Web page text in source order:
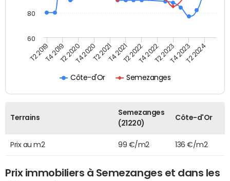
Côte-d'Or Semezanges
T2 2019T4 2019T2 2020T4 2020T2 2021T4 2021T2 2022T4 2022T2 2023T4 2023T2 2024
60
80
Terrains
Semezanges
(21220)
Côte-d'Or
Prix au m2 99 €/m2 136 €/m2
Prix immobiliers à Semezanges et dans les